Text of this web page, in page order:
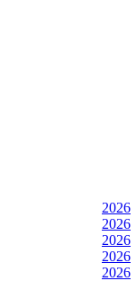
2026
2026
2026
2026
2026